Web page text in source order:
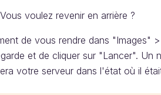
voulez revenir en arrière ?
de vous rendre dans "Images"
et de cliquer sur "Lancer". Un
votre serveur dans l'état où il